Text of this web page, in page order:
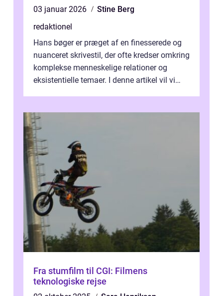
03 januar 2026
Stine Berg
redaktionel
Hans bøger er præget af en finesserede og
nuanceret skrivestil, der ofte kredser omkring
komplekse menneskelige relationer og
eksistentielle temaer. I denne artikel vil vi
Fra stumfilm til CGI: Filmens
teknologiske rejse